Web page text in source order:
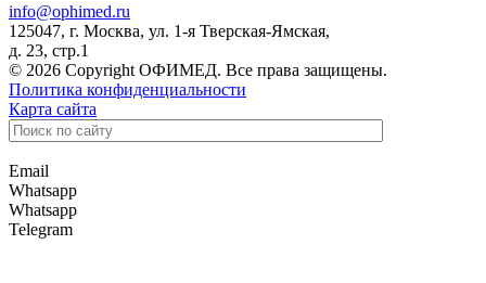
info@ophimed.ru
125047, г. Москва, ул. 1-я Тверская-Ямская,
д. 23, стр.1
© 2026 Copyright ОФИМЕД. Все права защищены.
Политика конфиденциальности
Карта сайта
Email
Whatsapp
Whatsapp
Telegram